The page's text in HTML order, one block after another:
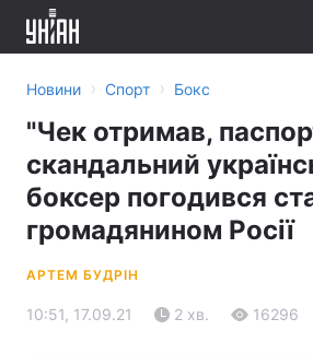
Новини › Спорт › Бокс
"Чек отримав,
скандальний
боксер погодився
громадянином Росії
АРТЕМ БУДРІН
10:51, 17.09.21 2 хв. 16296